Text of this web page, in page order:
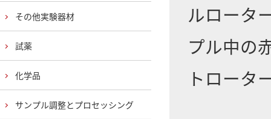
ルロータ
プル中の
トロータ
その他実験器材
試薬
化学品
サンプル調整とプロセッシング